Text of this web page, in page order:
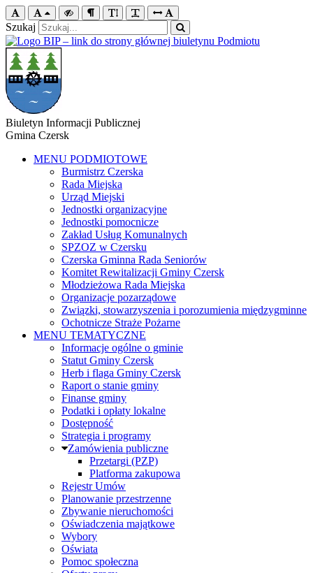
Szukaj
Biuletyn Informacji Publicznej
Gmina Czersk
MENU PODMIOTOWE
Burmistrz Czerska
Rada Miejska
Urząd Miejski
Jednostki organizacyjne
Jednostki pomocnicze
Zakład Usług Komunalnych
SPZOZ w Czersku
Czerska Gminna Rada Seniorów
Komitet Rewitalizacji Gminy Czersk
Młodzieżowa Rada Miejska
Organizacje pozarządowe
Związki, stowarzyszenia i porozumienia międzygminne
Ochotnicze Straże Pożarne
MENU TEMATYCZNE
Informacje ogólne o gminie
Statut Gminy Czersk
Herb i flaga Gminy Czersk
Raport o stanie gminy
Finanse gminy
Podatki i opłaty lokalne
Dostępność
Strategia i programy
Zamówienia publiczne
Przetargi (PZP)
Platforma zakupowa
Rejestr Umów
Planowanie przestrzenne
Zbywanie nieruchomości
Oświadczenia majątkowe
Wybory
Oświata
Pomoc społeczna